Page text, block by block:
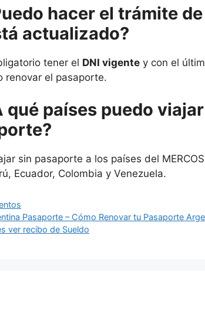
hacer el trámite
actualizado?
tener el DNI vigente y con el
renovar el pasaporte.
qué países puedo
sin pasaporte a los países del
Ecuador, Colombia y Venezuela.
Pasaporte – Cómo Renovar tu Pasaporte
ver recibo de Sueldo